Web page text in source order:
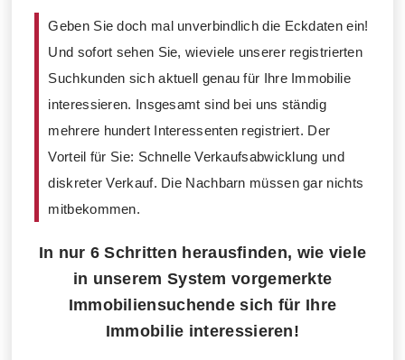
Geben Sie doch mal unverbindlich die Eckdaten ein!
Und sofort sehen Sie, wieviele unserer registrierten
Suchkunden sich aktuell genau für Ihre Immobilie
interessieren. Insgesamt sind bei uns ständig
mehrere hundert Interessenten registriert. Der
Vorteil für Sie: Schnelle Verkaufsabwicklung und
diskreter Verkauf. Die Nachbarn müssen gar nichts
mitbekommen.
In nur 6 Schritten herausfinden, wie viele
in unserem System vorgemerkte
Immobiliensuchende sich für Ihre
Immobilie interessieren!